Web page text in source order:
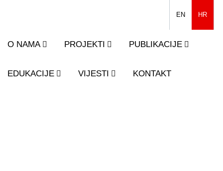
EN HR
O NAMA PROJEKTI PUBLIKACIJE
EDUKACIJE VIJESTI KONTAKT